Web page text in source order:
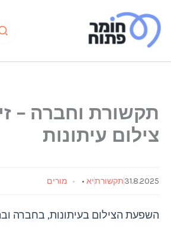
לתוכן
צילום עיתונות
31.8.2025תקשורתיא • מורים
השפעת הצילום בעיתונות, בחברה